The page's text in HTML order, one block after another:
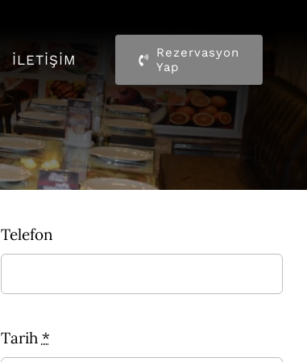
İLETIŞIM
Rezervasyon
Yap
Telefon
Tarih *